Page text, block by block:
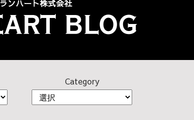
ランハート株式会社
Category